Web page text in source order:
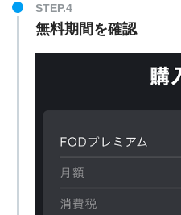
STEP.4
無料期間を確認